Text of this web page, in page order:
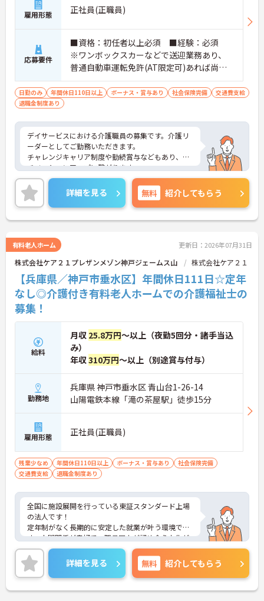
→ 「任されるやりがい」と成長実感が魅力です
困ったときも一人にならない体制♪
・エリアマネージャーの巡回フォロー
・人事・法務など専門部署がバックアップ
→ 安心して業務に集中できる環境です
■ 年齢問わず長く働ける職場です♪
将来を見据えてキャリア継続がしやすい！
・定年制度なしで長期勤務が可能
・退職金制度や持株会あり
・勤続年数に応じた手当支給あり
→ 腰を据えて働きたい方にもピッタリです
雇用形態 正社員(正職員)
応募要件
■資格：初任者以上必須 ■経験：必須
※ワンボックスカーなどで送迎業務あり、
普通自動車運転免許(AT限定可)あれば尚可
能
日勤のみ 年間休日110日以上 ボーナス・賞与あり 社会保険完備
交通費支給
退職金制度あり
デイサービスにおける介護職員の募集です。介護リ
ーダーとしてご勤務いただきます。
チャレンジキャリア制度や勤続賞与などもあり、モ
チベーションアップに繋がります。
働きやすい環境が整っており、安心して長くご勤務
いただけます。
ご興味のある方には、面接対策ポイントなど、さら
に詳細をご案内しますのでお気軽にご相談くださ
い！
詳細を見る 無料 紹介してもらう
有料老人ホーム 更新日：2026年07月31日
株式会社ケア２１プレザンメゾン神戸ジェームス山 株式会社ケア２１
【兵庫県／神戸市垂水区】年間休日111日☆定年
なし◎介護付き有料老人ホームでの介護福祉士の
募集！
給料
月収 25.8万円～以上（夜勤5回分・諸手当込
み）
年収310万円～以上（別途賞与付与）
勤務地
兵庫県 神戸市垂水区 青山台1-26-14
山陽電鉄本線「滝の茶屋駅」徒歩15分
雇用形態 正社員(正職員)
残業少なめ 年間休日110日以上 ボーナス・賞与あり
社会保険完備
交通費支給
退職金制度あり
全国に施設展開を行っている東証スタンダード上場
の法人です！
定年制がなく長期的に安定した就業が叶う環境で
す。人間関係が良好で、職員同士が認め合う文化が
根付いています。
ご興味のある方には、面接対策ポイントなど、さら
に詳細をご案内しますのでお気軽にご相談くださ
い！
詳細を見る 無料 紹介してもらう